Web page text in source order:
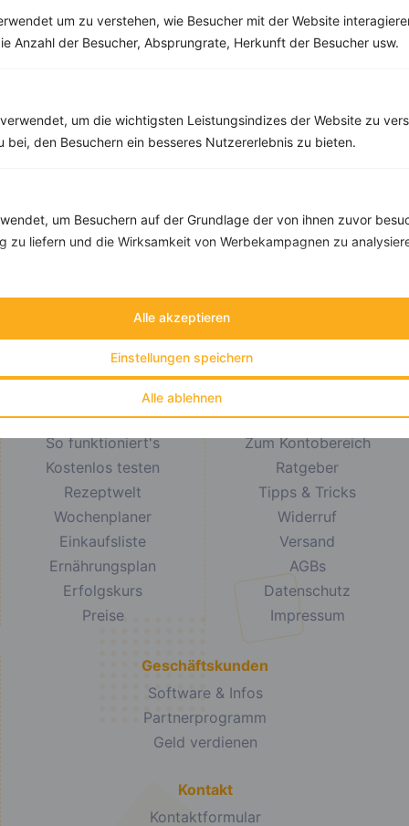
um zu verstehen, wie Besucher mit der Website
Anzahl der Besucher, Absprungrate, Herkunft der Besucher usw.
um die wichtigsten Leistungsindizes der Website zu
bei, den Besuchern ein besseres Nutzererlebnis zu bieten.
um Besuchern auf der Grundlage der von ihnen zuvor
zu liefern und die Wirksamkeit von Werbekampagnen zu
Alle ablehnen
Einstellungen speichern
Alle akzeptieren
Individuelle Ernährungskonzepte
nach Deinen Bedürfnissen und Zielen.
Angebote
So funktioniert's
Kostenlos testen
Rezeptwelt
Wochenplaner
Einkaufsliste
Ernährungsplan
Erfolgskurs
Preise
Informationen
Zum Kontobereich
Ratgeber
Tipps & Tricks
Widerruf
Versand
AGBs
Datenschutz
Impressum
Geschäftskunden
Software & Infos
Partnerprogramm
Geld verdienen
Kontakt
Kontaktformular